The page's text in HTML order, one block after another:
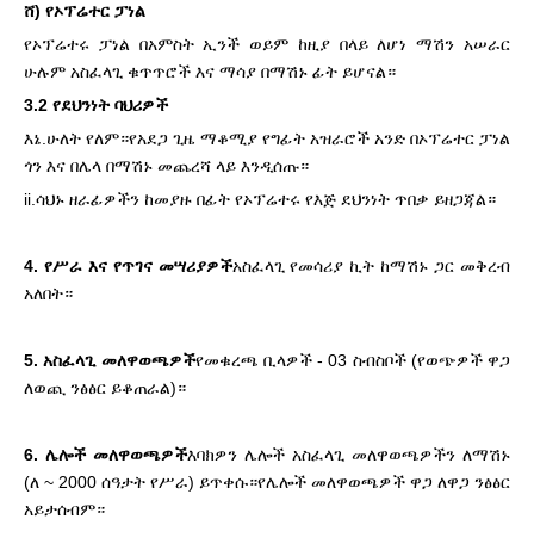
ሸ) የኦፕሬተር ፓነል
የኦፕሬተሩ ፓነል በአምስት ኢንች ወይም ከዚያ በላይ ለሆነ ማሽን አሠራር
ሁሉም አስፈላጊ ቁጥጥሮች እና ማሳያ በማሽኑ ፊት ይሆናል።
3.2 የደህንነት ባህሪዎች
እኔ.ሁለት የለም።የአደጋ ጊዜ ማቆሚያ የግፊት አዝራሮች አንድ በኦፕሬተር ፓነል
ጎን እና በሌላ በማሽኑ መጨረሻ ላይ እንዲሰጡ።
ii.ሳህኑ ዘራፊዎችን ከመያዙ በፊት የኦፕሬተሩ የእጅ ደህንነት ጥበቃ ይዘጋጃል።
4. የሥራ እና የጥገና መሣሪያዎችአስፈላጊ የመሳሪያ ኪት ከማሽኑ ጋር መቅረብ
አለበት።
5. አስፈላጊ መለዋወጫዎችየመቁረጫ ቢላዎች - 03 ስብስቦች (የወጭዎች ዋጋ
ለወጪ ንፅፅር ይቆጠራል)።
6. ሌሎች መለዋወጫዎችእባክዎን ሌሎች አስፈላጊ መለዋወጫዎችን ለማሽኑ
(ለ ~ 2000 ሰዓታት የሥራ) ይጥቀሱ።የሌሎች መለዋወጫዎች ዋጋ ለዋጋ ንፅፅር
አይታሰብም።